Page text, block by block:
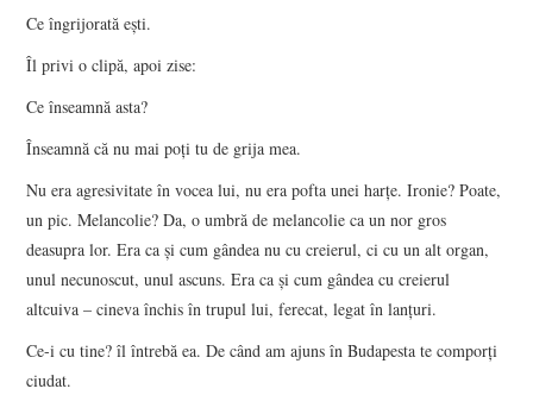
Ce îngrijorată eşti.
Îl privi o clipă, apoi zise:
Ce înseamnă asta?
Înseamnă că nu mai poţi tu de grija mea.
Nu era agresivitate în vocea lui, nu era pofta unei harţe. Ironie? Poate,
un pic. Melancolie? Da, o umbră de melancolie ca un nor gros
deasupra lor. Era ca şi cum gândea nu cu creierul, ci cu un alt organ,
unul necunoscut, unul ascuns. Era ca şi cum gândea cu creierul
altcuiva – cineva închis în trupul lui, ferecat, legat în lanţuri.
Ce-i cu tine? îl întrebă ea. De când am ajuns în Budapesta te comporţi
ciudat.